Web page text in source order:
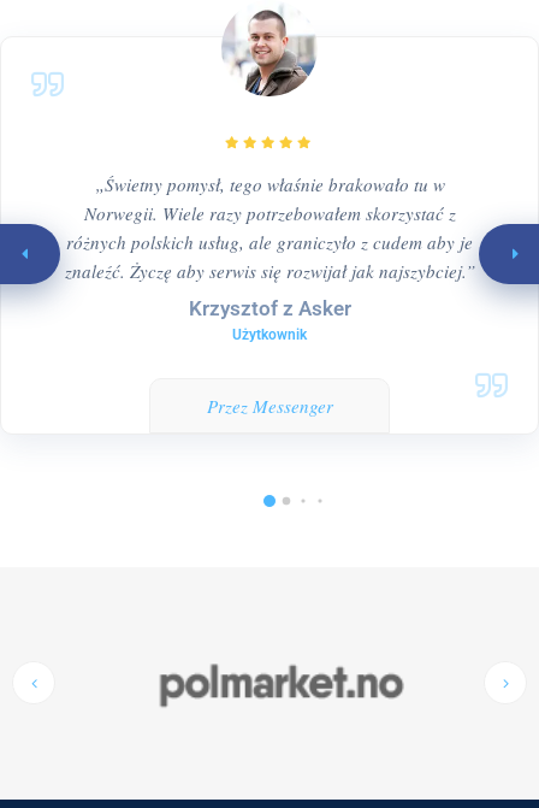
„Świetny pomysł, tego właśnie brakowało tu w
Norwegii. Wiele razy potrzebowałem skorzystać z
różnych polskich usług, ale graniczyło z cudem aby je
znaleźć. Życzę aby serwis się rozwijał jak najszybciej.”
Przez Messenger
Krzysztof z Asker
Użytkownik